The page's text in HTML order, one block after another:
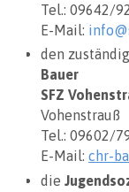
Tel.: 09642/
E-Mail:
den
Bauer
SFZ
Vohenstrauß
Tel.: 09602/
E-Mail: chr-
die